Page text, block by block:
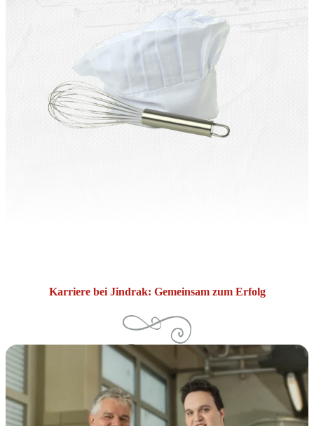
Sandwich & Brötchen
Geschenkideen
Filialen & Öffnungszeiten
Karriere bei Jindrak: Gemeinsam zum Erfolg